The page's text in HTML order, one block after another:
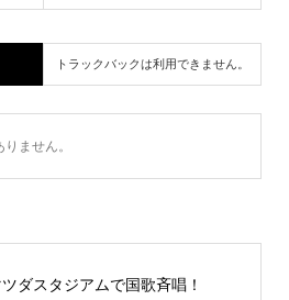
トラックバックは利用できません。
ません。
ダスタジアムで国歌斉唱！